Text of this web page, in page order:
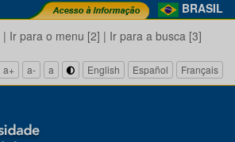
BRASIL
| Ir para o menu [2] | Ir para a busca [3]
a+ a- a English Español Français